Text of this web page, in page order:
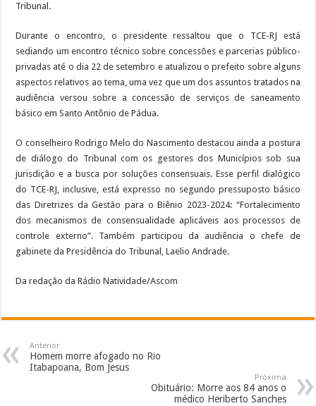
Tribunal.
Durante o encontro, o presidente ressaltou que o TCE-RJ está
sediando um encontro técnico sobre concessões e parcerias público-
privadas até o dia 22 de setembro e atualizou o prefeito sobre alguns
aspectos relativos ao tema, uma vez que um dos assuntos tratados na
audiência versou sobre a concessão de serviços de saneamento
básico em Santo Antônio de Pádua.
O conselheiro Rodrigo Melo do Nascimento destacou ainda a postura
de diálogo do Tribunal com os gestores dos Municípios sob sua
jurisdição e a busca por soluções consensuais. Esse perfil dialógico
do TCE-RJ, inclusive, está expresso no segundo pressuposto básico
das Diretrizes da Gestão para o Biênio 2023-2024: “Fortalecimento
dos mecanismos de consensualidade aplicáveis aos processos de
controle externo”. Também participou da audiência o chefe de
gabinete da Presidência do Tribunal, Laelio Andrade.
Da redação da Rádio Natividade/Ascom
Anterior
Homem morre afogado no Rio
Itabapoana, Bom Jesus
Próxima
Obituário: Morre aos 84 anos o
médico Heriberto Sanches